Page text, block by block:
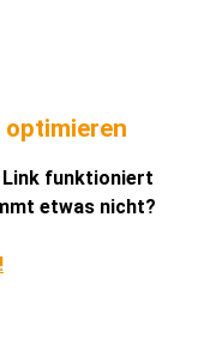
optimieren
Link funktioniert
etwas nicht?